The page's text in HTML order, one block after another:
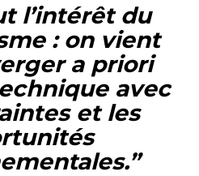
l’intérêt du
: on vient
a priori
avec
et les
”